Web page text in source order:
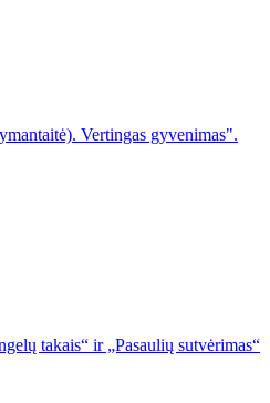
Vertingas gyvenimas".
takais“ ir „Pasaulių sutvėrimas“